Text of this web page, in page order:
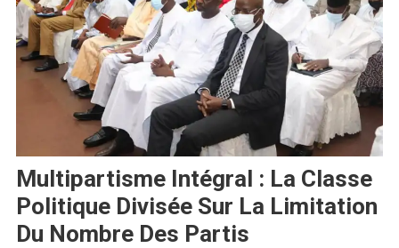
Multipartisme Intégral : La Classe
Politique Divisée Sur La Limitation
Du Nombre Des Partis